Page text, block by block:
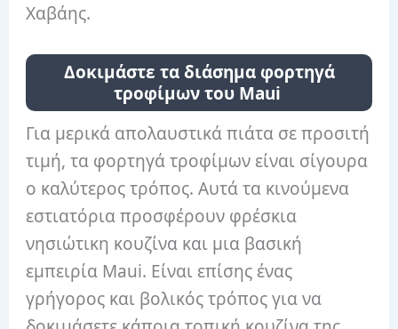
Χαβάης.
Δοκιμάστε τα διάσημα φορτηγά
τροφίμων του Maui
Για μερικά απολαυστικά πιάτα σε προσιτή
τιμή, τα φορτηγά τροφίμων είναι σίγουρα
ο καλύτερος τρόπος. Αυτά τα κινούμενα
εστιατόρια προσφέρουν φρέσκια
νησιώτικη κουζίνα και μια βασική
εμπειρία Maui. Είναι επίσης ένας
γρήγορος και βολικός τρόπος για να